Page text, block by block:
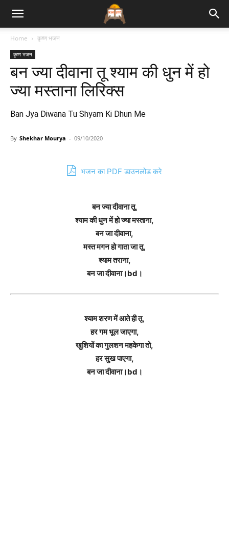
Bhajan
Lyrics
Home कृष्ण भजन
कृष्ण भजन
बन ज्या दीवाना तू श्याम की धुन में हो
ज्या मस्ताना लिरिक्स
Ban Jya Diwana Tu Shyam Ki Dhun Me
By Shekhar Mourya - 09/10/2020
भजन का PDF डाउनलोड करे
बन ज्या दीवाना तू,
श्याम की धुन में हो ज्या मस्ताना,
बन जा दीवाना,
मस्त मगन हो गाता जा तू,
श्याम तराना,
बन जा दीवाना।bd।
श्याम शरण में आते ही तू,
हर गम भूल जाएगा,
खुशियों का गुलशन महकेगा तो,
हर सुख पाएगा,
बन जा दीवाना।bd।